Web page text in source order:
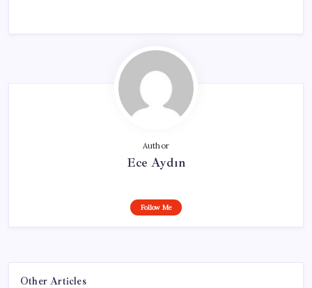
Author
Ece Aydın
Follow Me
Other Articles